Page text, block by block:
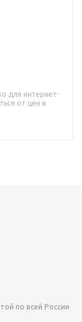
для интернет-
от цен в
по всей России